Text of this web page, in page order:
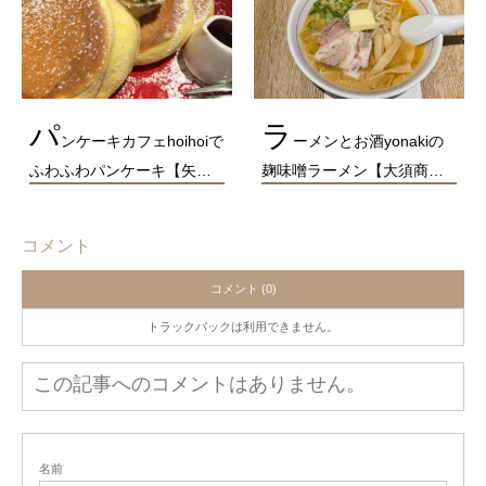
パンケーキカフェhoihoiで
ふわふわパンケーキ【矢…
ラ ーメンとお酒yonakiの
麹味噌ラーメン【大須商…
コメント
コメント (0)
トラックバックは利用できません。
この記事へのコメントはありません。
名前